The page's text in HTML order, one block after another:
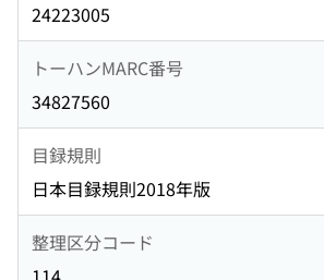
24223005
トーハンMARC番号
34827560
目録規則
日本目録規則2018年版
整理区分コード